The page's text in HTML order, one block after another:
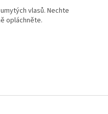
vlasů. Nechte
opláchněte.